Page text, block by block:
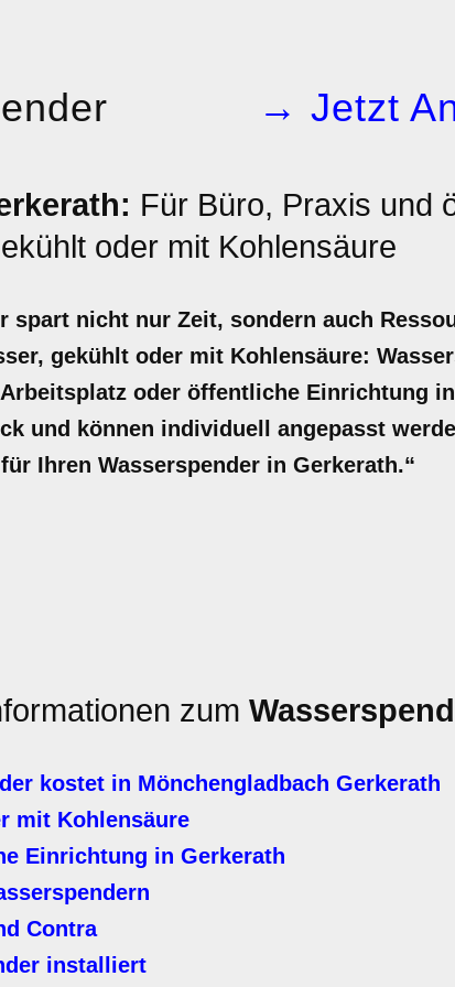
→ Jetzt
Für Büro, Praxis und
oder mit Kohlensäure
spart nicht nur Zeit, sondern auch
gekühlt oder mit Kohlensäure:
oder öffentliche Einrichtung
und können individuell angepasst
Ihren Wasserspender in Gerkerath.“
zum
kostet in Mönchengladbach Gerkerath
mit Kohlensäure
Einrichtung in Gerkerath
Contra
installiert